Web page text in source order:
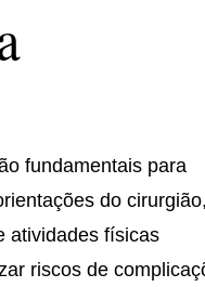
fundamentais para
do cirurgião,
atividades físicas
riscos de